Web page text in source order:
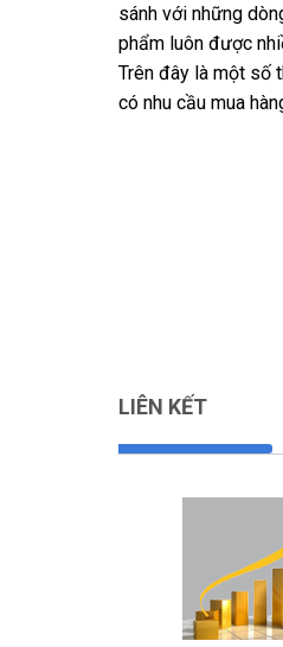
sánh với những
phẩm luôn được
Trên đây là một số
có nhu cầu mua
LIÊN KẾT